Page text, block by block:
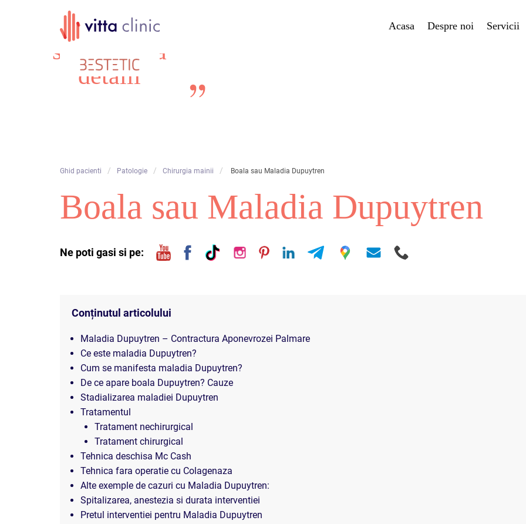
Acasa Despre noi Servicii
Profesionalism
si atentie la
detalii
Ghid pacienti / Patologie / Chirurgia mainii / Boala sau Maladia Dupuytren
Boala sau Maladia Dupuytren
Ne poti gasi si pe:
Conținutul articolului
Maladia Dupuytren – Contractura Aponevrozei Palmare
Ce este maladia Dupuytren?
Cum se manifesta maladia Dupuytren?
De ce apare boala Dupuytren? Cauze
Stadializarea maladiei Dupuytren
Tratamentul
Tratament nechirurgical
Tratament chirurgical
Tehnica deschisa Mc Cash
Tehnica fara operatie cu Colagenaza
Alte exemple de cazuri cu Maladia Dupuytren:
Spitalizarea, anestezia si durata interventiei
Pretul interventiei pentru Maladia Dupuytren